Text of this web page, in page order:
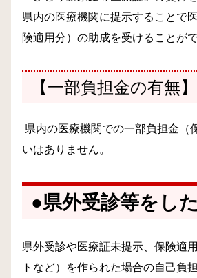
県内の医療機関に提示することで
険適用分）の助成を受けることがで
【一部負担金の有無】
県内の医療機関での一部負担金（
いはありません。
●県外受診等をし
県外受診や医療証未提示、保険適
トなど）を作られた場合の自己負